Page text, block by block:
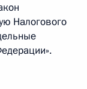
Налогового